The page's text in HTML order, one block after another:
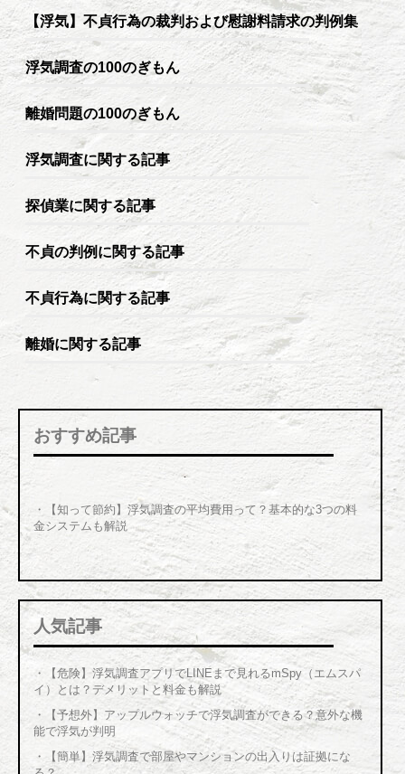
【浮気】不貞行為の裁判および慰謝料請求の判例集
浮気調査の100のぎもん
離婚問題の100のぎもん
浮気調査に関する記事
探偵業に関する記事
不貞の判例に関する記事
不貞行為に関する記事
離婚に関する記事
おすすめ記事
・【知って節約】浮気調査の平均費用って？基本的な3つの料
金システムも解説
人気記事
・
【危険】浮気調査アプリでLINEまで見れるmSpy（エムスパ
イ）とは？デメリットと料金も解説
・
【予想外】アップルウォッチで浮気調査ができる？意外な機
能で浮気が判明
・
【簡単】浮気調査で部屋やマンションの出入りは証拠にな